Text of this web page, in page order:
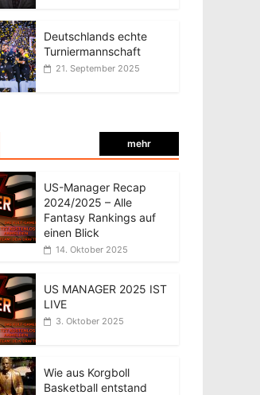
Deutschlands echte
Turniermannschaft
21. September 2025
mehr
US-Manager Recap
2024/2025 – Alle
Fantasy Rankings auf
einen Blick
14. Oktober 2025
US MANAGER 2025 IST
LIVE
3. Oktober 2025
Wie aus Korgboll
Basketball entstand